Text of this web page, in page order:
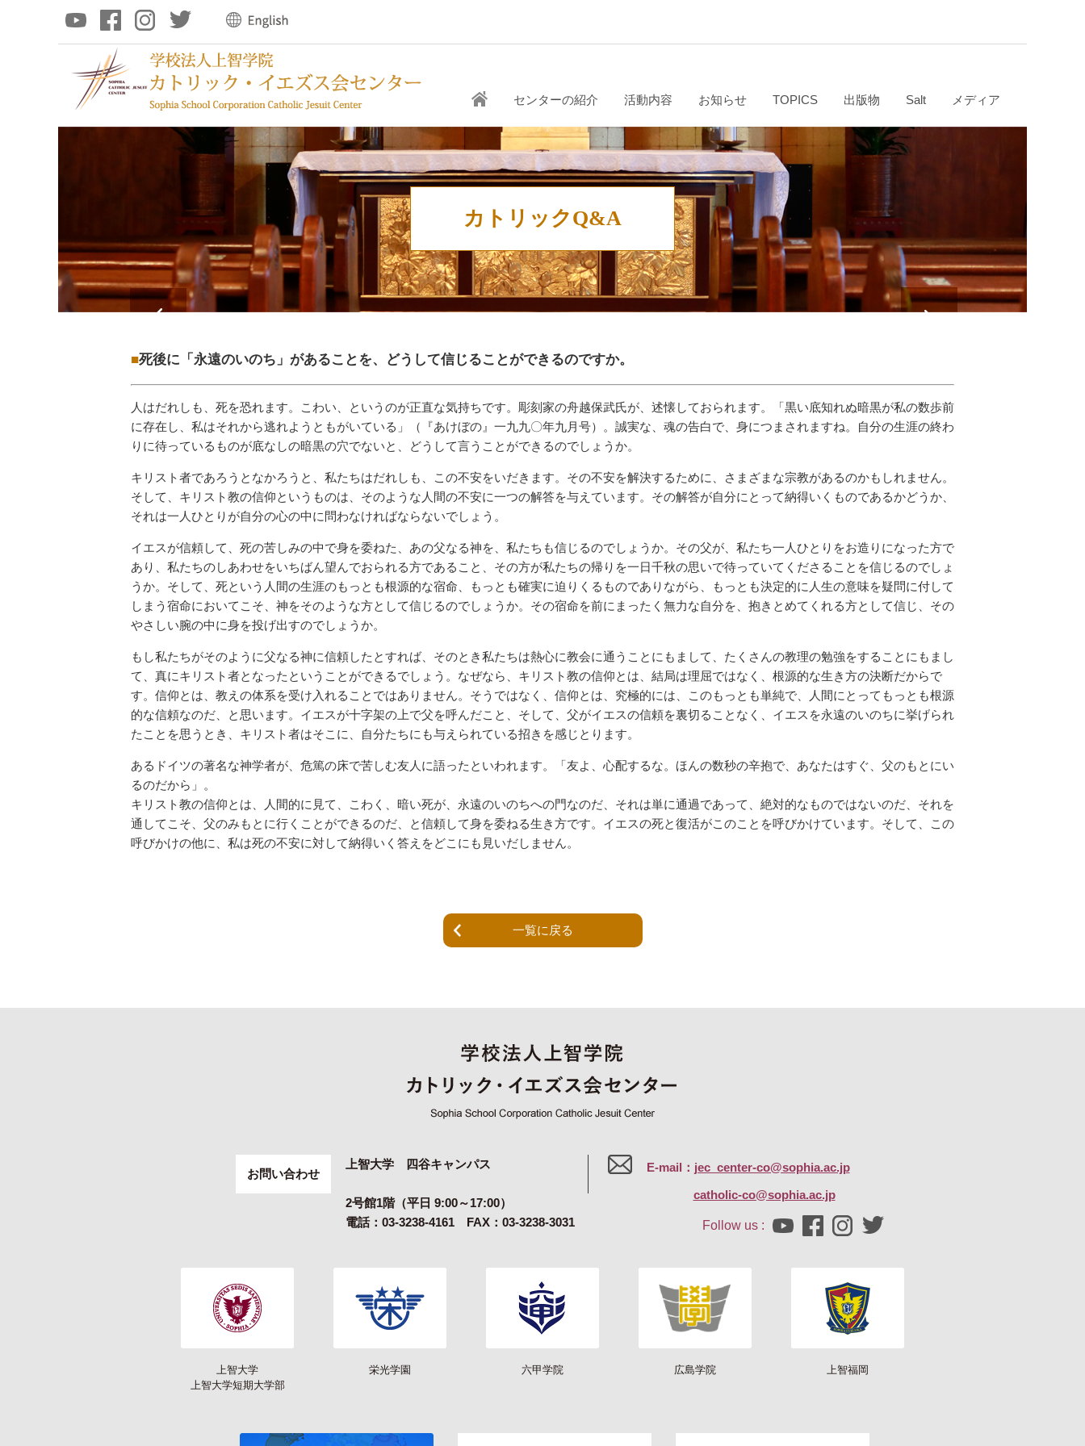
センターの紹介 活動内容 お知らせ TOPICS 出版物 Salt メディア
カトリックQ&A
死後に「永遠のいのち」があることを、どうして信じることができるのですか。
人はだれしも、死を恐れます。こわい、というのが正直な気持ちです。彫刻家の舟越保武氏が、述懐しておられます。「黒い底知れぬ暗黒が私の数歩前
に存在し、私はそれから逃れようともがいている」（『あけぼの』一九九〇年九月号）。誠実な、魂の告白で、身につまされますね。自分の生涯の終わ
りに待っているものが底なしの暗黒の穴でないと、どうして言うことができるのでしょうか。
キリスト者であろうとなかろうと、私たちはだれしも、この不安をいだきます。その不安を解決するために、さまざまな宗教があるのかもしれません。
そして、キリスト教の信仰というものは、そのような人間の不安に一つの解答を与えています。その解答が自分にとって納得いくものであるかどうか、
それは一人ひとりが自分の心の中に問わなければならないでしょう。
イエスが信頼して、死の苦しみの中で身を委ねた、あの父なる神を、私たちも信じるのでしょうか。その父が、私たち一人ひとりをお造りになった方で
あり、私たちのしあわせをいちばん望んでおられる方であること、その方が私たちの帰りを一日千秋の思いで待っていてくださることを信じるのでしょ
うか。そして、死という人間の生涯のもっとも根源的な宿命、もっとも確実に迫りくるものでありながら、もっとも決定的に人生の意味を疑問に付して
しまう宿命においてこそ、神をそのような方として信じるのでしょうか。その宿命を前にまったく無力な自分を、抱きとめてくれる方として信じ、その
やさしい腕の中に身を投げ出すのでしょうか。
もし私たちがそのように父なる神に信頼したとすれば、そのとき私たちは熱心に教会に通うことにもまして、たくさんの教理の勉強をすることにもまし
て、真にキリスト者となったということができるでしょう。なぜなら、キリスト教の信仰とは、結局は理屈ではなく、根源的な生き方の決断だからで
す。信仰とは、教えの体系を受け入れることではありません。そうではなく、信仰とは、究極的には、このもっとも単純で、人間にとってもっとも根源
的な信頼なのだ、と思います。イエスが十字架の上で父を呼んだこと、そして、父がイエスの信頼を裏切ることなく、イエスを永遠のいのちに挙げられ
たことを思うとき、キリスト者はそこに、自分たちにも与えられている招きを感じとります。
あるドイツの著名な神学者が、危篤の床で苦しむ友人に語ったといわれます。「友よ、心配するな。ほんの数秒の辛抱で、あなたはすぐ、父のもとにい
るのだから」。
キリスト教の信仰とは、人間的に見て、こわく、暗い死が、永遠のいのちへの門なのだ、それは単に通過であって、絶対的なものではないのだ、それを
通してこそ、父のみもとに行くことができるのだ、と信頼して身を委ねる生き方です。イエスの死と復活がこのことを呼びかけています。そして、この
呼びかけの他に、私は死の不安に対して納得いく答えをどこにも見いだしません。
一覧に戻る
お問い合わせ
上智大学 四谷キャンパス
2号館1階（平日 9:00～17:00）
電話：03-3238-4161 FAX：03-3238-3031
E-mail： jec_center-co@sophia.ac.jp
catholic-co@sophia.ac.jp
Follow us :
上智大学
上智大学短期大学部
栄光学園 六甲学院 広島学院 上智福岡